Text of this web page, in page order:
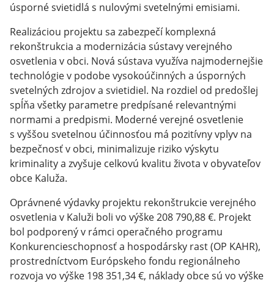
úsporné svietidlá s nulovými svetelnými emisiami.
Realizáciou projektu sa zabezpečí komplexná
rekonštrukcia a modernizácia sústavy verejného
osvetlenia v obci. Nová sústava využíva najmodernejšie
technológie v podobe vysokoúčinných a úsporných
svetelných zdrojov a svietidiel. Na rozdiel od predošlej
spĺňa všetky parametre predpísané relevantnými
normami a predpismi. Moderné verejné osvetlenie
s vyššou svetelnou účinnosťou má pozitívny vplyv na
bezpečnosť v obci, minimalizuje riziko výskytu
kriminality a zvyšuje celkovú kvalitu života v obyvateľov
obce Kaluža.
Oprávnené výdavky projektu rekonštrukcie verejného
osvetlenia v Kaluži boli vo výške 208 790,88 €. Projekt
bol podporený v rámci operačného programu
Konkurencieschopnosť a hospodársky rast (OP KAHR),
prostredníctvom Európskeho fondu regionálneho
rozvoja vo výške 198 351,34 €, náklady obce sú vo výške